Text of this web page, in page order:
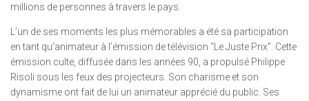
millions de personnes à travers le pays.
L’un de ses moments les plus mémorables a été sa participation
en tant qu’animateur à l’émission de télévision “Le Juste Prix”. Cette
émission culte, diffusée dans les années 90, a propulsé Philippe
Risoli sous les feux des projecteurs. Son charisme et son
dynamisme ont fait de lui un animateur apprécié du public. Ses